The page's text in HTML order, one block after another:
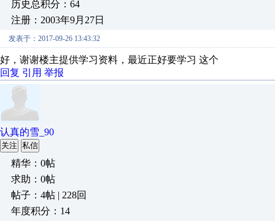
历史总积分：64
注册：2003年9月27日
发表于：2017-09-26 13:43:32
好，谢谢楼主提供学习资料，最近正好要学习 这个
回复 引用 举报
认真的雪_90
关注 私信
精华：0帖
求助：0帖
帖子：4帖 | 228回
年度积分：14